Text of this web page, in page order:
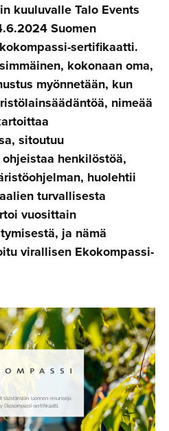
kuuluvalle Talo Events
Suomen
sertifikaatti.
kokonaan oma,
myönnetään, kun
nimeää
sitoutuu
henkilöstöä,
huolehtii
turvallisesta
vuosittain
ja nämä
virallisen Ekokompassi-